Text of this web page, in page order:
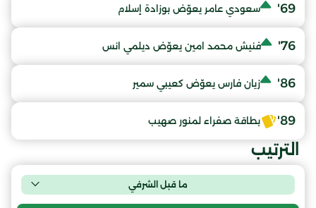
69' سعودي عامر يعوّض بوزادة إسلام
76' فنيش محمد امين يعوّض ديلمي انس
86' زيان فارس يعوّض كعيبي سمير
89' بطاقة صفراء لمنور صهيب
الترتيب
ما قبل الشرفي